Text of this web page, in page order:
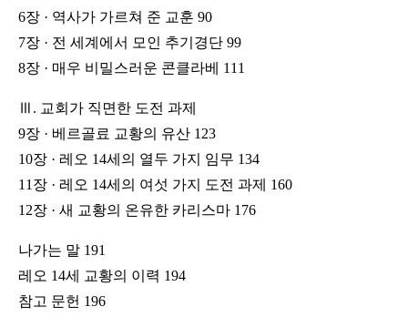
6장 · 역사가 가르쳐 준 교훈 90
7장 · 전 세계에서 모인 추기경단 99
8장 · 매우 비밀스러운 콘클라베 111
Ⅲ. 교회가 직면한 도전 과제
9장 · 베르골료 교황의 유산 123
10장 · 레오 14세의 열두 가지 임무 134
11장 · 레오 14세의 여섯 가지 도전 과제 160
12장 · 새 교황의 온유한 카리스마 176
나가는 말 191
레오 14세 교황의 이력 194
참고 문헌 196